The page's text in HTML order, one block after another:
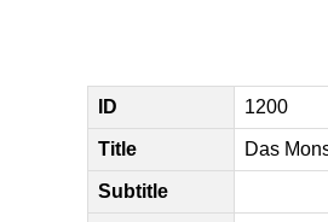
ID 1200
Title Das
Subtitle